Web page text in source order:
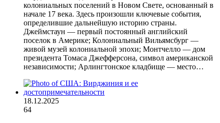
колониальных поселений в Новом Свете, основанный в
начале 17 века. Здесь произошли ключевые события,
определившие дальнейшую историю страны.
Джеймстаун — первый постоянный английский
поселок в Америке; Колониальный Вильямсбург —
живой музей колониальной эпохи; Монтчелло — дом
президента Томаса Джефферсона, символ американской
независимости; Арлингтонское кладбище — место…
18.12.2025
64